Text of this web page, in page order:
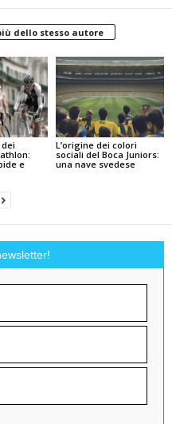
dello stesso autore
e
L’origine dei colori
sociali del Boca Juniors:
una nave svedese